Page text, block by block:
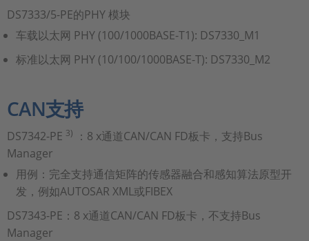
DS7333/5-PE的PHY 模块
车载以太网 PHY (100/1000BASE-T1): DS7330_M1
标准以太网 PHY (10/100/1000BASE-T): DS7330_M2
CAN支持
DS7342-PE 3)
：8 x通道CAN/CAN FD板卡，支持Bus
Manager
用例：完全支持通信矩阵的传感器融合和感知算法原型开
发，例如AUTOSAR XML或FIBEX
DS7343-PE：8 x通道CAN/CAN FD板卡，不支持Bus
Manager